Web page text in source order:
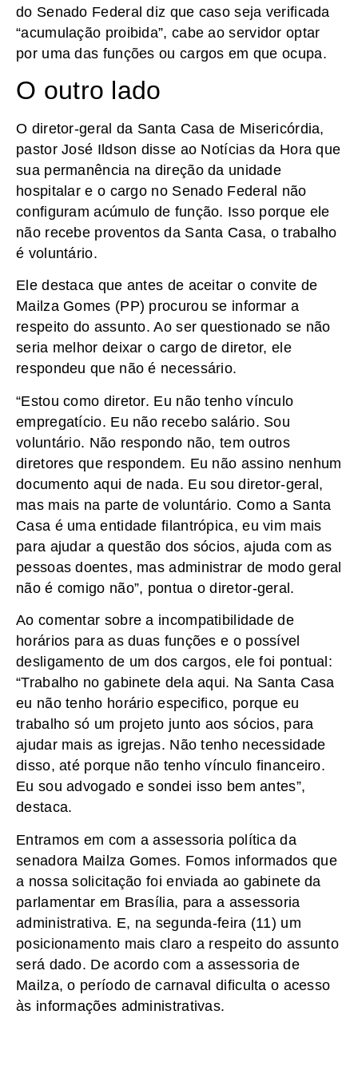
do Senado Federal diz que caso seja verificada
“acumulação proibida”, cabe ao servidor optar
por uma das funções ou cargos em que ocupa.
O outro lado
O diretor-geral da Santa Casa de Misericórdia,
pastor José Ildson disse ao Notícias da Hora que
sua permanência na direção da unidade
hospitalar e o cargo no Senado Federal não
configuram acúmulo de função. Isso porque ele
não recebe proventos da Santa Casa, o trabalho
é voluntário.
Ele destaca que antes de aceitar o convite de
Mailza Gomes (PP) procurou se informar a
respeito do assunto. Ao ser questionado se não
seria melhor deixar o cargo de diretor, ele
respondeu que não é necessário.
“Estou como diretor. Eu não tenho vínculo
empregatício. Eu não recebo salário. Sou
voluntário. Não respondo não, tem outros
diretores que respondem. Eu não assino nenhum
documento aqui de nada. Eu sou diretor-geral,
mas mais na parte de voluntário. Como a Santa
Casa é uma entidade filantrópica, eu vim mais
para ajudar a questão dos sócios, ajuda com as
pessoas doentes, mas administrar de modo geral
não é comigo não”, pontua o diretor-geral.
Ao comentar sobre a incompatibilidade de
horários para as duas funções e o possível
desligamento de um dos cargos, ele foi pontual:
“Trabalho no gabinete dela aqui. Na Santa Casa
eu não tenho horário especifico, porque eu
trabalho só um projeto junto aos sócios, para
ajudar mais as igrejas. Não tenho necessidade
disso, até porque não tenho vínculo financeiro.
Eu sou advogado e sondei isso bem antes”,
destaca.
Entramos em com a assessoria política da
senadora Mailza Gomes. Fomos informados que
a nossa solicitação foi enviada ao gabinete da
parlamentar em Brasília, para a assessoria
administrativa. E, na segunda-feira (11) um
posicionamento mais claro a respeito do assunto
será dado. De acordo com a assessoria de
Mailza, o período de carnaval dificulta o acesso
às informações administrativas.